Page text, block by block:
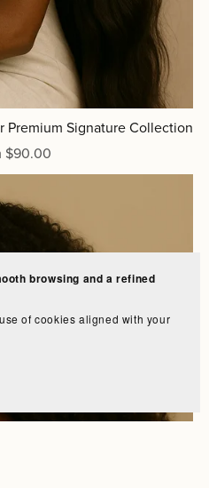
Premium Signature Collection
$90.00
browsing and a refined
of cookies aligned with your